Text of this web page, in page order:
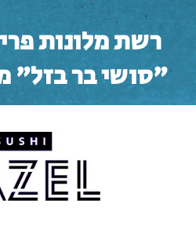
רשת מלונות
"סושי בר בזל"